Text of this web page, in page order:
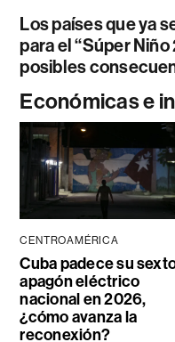
Los países que ya
para el “Súper
posibles
Económicas e
CENTROAMÉRICA
Cuba padece su
apagón eléctrico
nacional en 2026,
¿cómo avanza la
reconexión?